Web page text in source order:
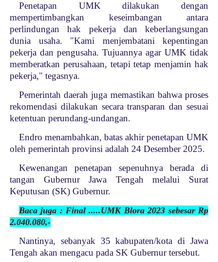
Penetapan UMK dilakukan dengan
mempertimbangkan keseimbangan antara
perlindungan hak pekerja dan keberlangsungan
dunia usaha. "Kami menjembatani kepentingan
pekerja dan pengusaha. Tujuannya agar UMK tidak
memberatkan perusahaan, tetapi tetap menjamin hak
pekerja," tegasnya.
Pemerintah daerah juga memastikan bahwa proses
rekomendasi dilakukan secara transparan dan sesuai
ketentuan perundang-undangan.
Endro menambahkan, batas akhir penetapan UMK
oleh pemerintah provinsi adalah 24 Desember 2025.
Kewenangan penetapan sepenuhnya berada di
tangan Gubernur Jawa Tengah melalui Surat
Keputusan (SK) Gubernur.
Baca juga : Final .....UMK Blora 2023 sebesar Rp
2.040.080,-
Nantinya, sebanyak 35 kabupaten/kota di Jawa
Tengah akan mengacu pada SK Gubernur tersebut.